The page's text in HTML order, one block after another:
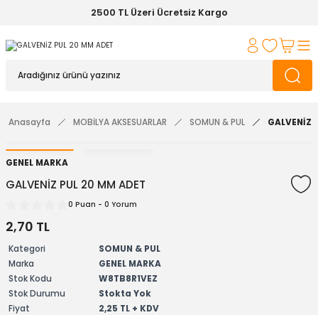
2500 TL Üzeri Ücretsiz Kargo
Anasayfa MOBİLYA AKSESUARLAR SOMUN & PUL GALVENİZ
GENEL MARKA
GALVENİZ PUL 20 MM ADET
0 Puan - 0 Yorum
2,70 TL
Kategori
SOMUN & PUL
Marka
GENEL MARKA
Stok Kodu
W8TB8R1VEZ
Stok Durumu
Stokta Yok
Fiyat
2,25 TL + KDV